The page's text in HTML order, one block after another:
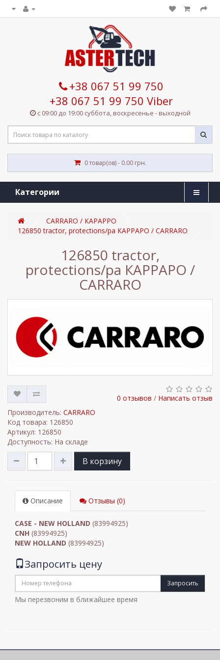
+38 067 51 99 750
+38 067 51 99 750 Viber
с 09:00 до 19:00 суббота, воскресенье - выходной
0 товар(ов) - 0.00 грн.
Категории
CARRARO / КАРАРРО
126850 tractor, protections/pa КАРРАРО / CARRARO
126850 tractor,
protections/pa КАРРАРО /
CARRARO
0 отзывов / Написать отзыв
Производитель: CARRARO
Код товара: 126850
Артикул: 126850
Доступность: На складе
В корзину
Описание Отзывы (0)
CASE - NEW HOLLAND (83994925)
CNH (83994925)
NEW HOLLAND (83994925)
Запросить цену
Запросить
Мы перезвоним в ближайшее время